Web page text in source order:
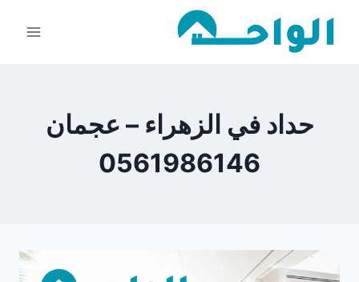
حداد في الزهراء – عجمان
0561986146